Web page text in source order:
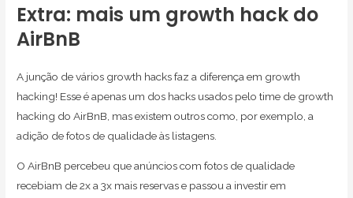
Extra: mais um growth hack do
AirBnB
A junção de vários growth hacks faz a diferença em growth
hacking! Esse é apenas um dos hacks usados pelo time de growth
hacking do AirBnB, mas existem outros como, por exemplo, a
adição de fotos de qualidade às listagens.
O AirBnB percebeu que anúncios com fotos de qualidade
recebiam de 2x a 3x mais reservas e passou a investir em